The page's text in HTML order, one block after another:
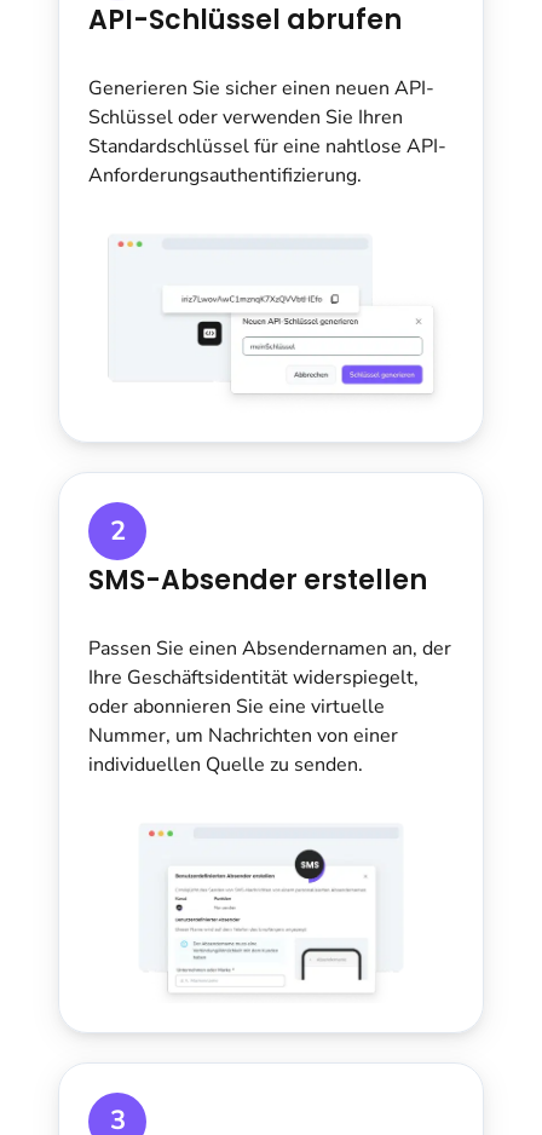
API-Schlüssel abrufen
Generieren Sie sicher einen neuen API-
Schlüssel oder verwenden Sie Ihren
Standardschlüssel für eine nahtlose API-
Anforderungsauthentifizierung.
2
SMS-Absender erstellen
Passen Sie einen Absendernamen an, der
Ihre Geschäftsidentität widerspiegelt,
oder abonnieren Sie eine virtuelle
Nummer, um Nachrichten von einer
individuellen Quelle zu senden.
3